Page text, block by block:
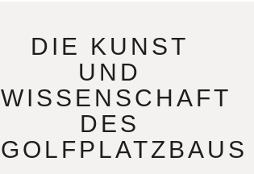
DIE KUNST
UND
WISSENSCHAFT
DES
GOLFPLATZBAUS